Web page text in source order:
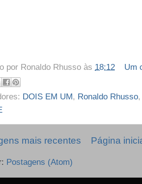
por Ronaldo Rhusso às 18:12 Um
DOIS EM UM, Ronaldo Rhusso
mais recentes Página
Postagens (Atom)